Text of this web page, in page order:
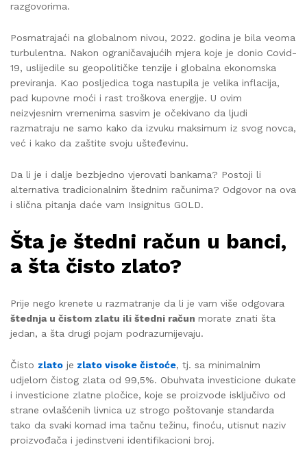
razgovorima.
Posmatrajaći na globalnom nivou, 2022. godina je bila veoma
turbulentna. Nakon ograničavajućih mjera koje je donio Covid-
19, uslijedile su geopolitičke tenzije i globalna ekonomska
previranja. Kao posljedica toga nastupila je velika inflacija,
pad kupovne moći i rast troškova energije. U ovim
neizvjesnim vremenima sasvim je očekivano da ljudi
razmatraju ne samo kako da izvuku maksimum iz svog novca,
već i kako da zaštite svoju ušteđevinu.
Da li je i dalje bezbjedno vjerovati bankama? Postoji li
alternativa tradicionalnim štednim računima? Odgovor na ova
i slična pitanja daće vam Insignitus GOLD.
Šta je štedni račun u banci,
a šta čisto zlato?
Prije nego krenete u razmatranje da li je vam više odgovara
štednja u čistom zlatu ili štedni račun morate znati šta
jedan, a šta drugi pojam podrazumijevaju.
Čisto zlato je zlato visoke čistoće, tj. sa minimalnim
udjelom čistog zlata od 99,5%. Obuhvata investicione dukate
i investicione zlatne pločice, koje se proizvode isključivo od
strane ovlašćenih livnica uz strogo poštovanje standarda
tako da svaki komad ima tačnu težinu, finoću, utisnut naziv
proizvođača i jedinstveni identifikacioni broj.